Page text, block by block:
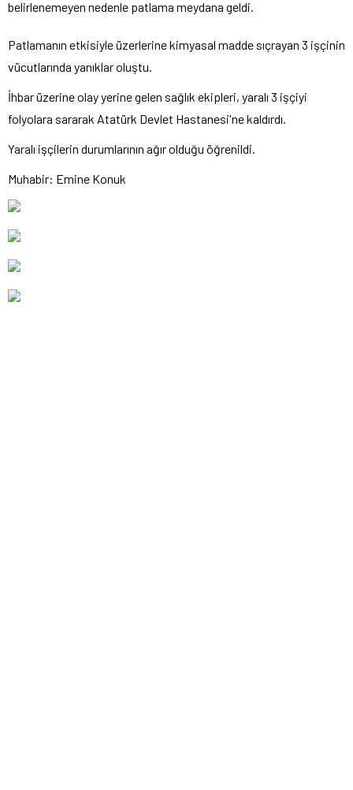
belirlenemeyen nedenle patlama meydana geldi.
Patlamanın etkisiyle üzerlerine kimyasal madde sıçrayan 3 işçinin
vücutlarında yanıklar oluştu.
İhbar üzerine olay yerine gelen sağlık ekipleri, yaralı 3 işçiyi
folyolara sararak Atatürk Devlet Hastanesi'ne kaldırdı.
Yaralı işçilerin durumlarının ağır olduğu öğrenildi.
Muhabir: Emine Konuk